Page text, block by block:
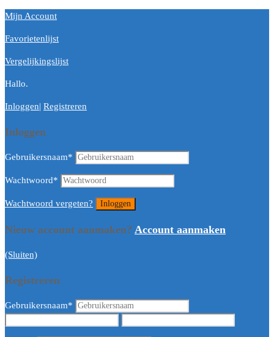
Mijn Account
Favorietenlijst
Vergelijkingslijst
Hallo.
Inloggen| Registreren
Inloggen
Gebruikersnaam*
Wachtwoord*
Wachtwoord vergeten?
Nieuw account aanmaken? Account aanmaken
(Sluiten)
Registreren
Gebruikersnaam*